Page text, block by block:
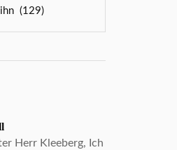
Herr Kleeberg, Ich